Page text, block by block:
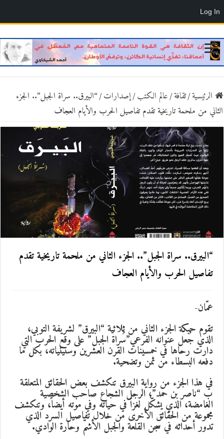
الرئيسية/ثقافة/عالم الكتب/إصدارات/“البيرق.. سراة الجبل”.. الجزء
الثاني من ملحمة تاريخية تقدم تفاصيل الحرب والأيام العجاف
“البيرق.. سراة الجبل”.. الجزء الثاني من ملحمة تاريخية تقدم
تفاصيل الحرب والأيام العجاف
عمّان-
تقوم حبكة الجزء الثاني من ثلاثية “البيرق” لشريفة التوبي،
الذي جُعل عنوانه الفرعي”سُراة الجبل” على وقع الحرب التي
دارت رحاها في خمسينات القرن العشرين وستينياته، بكل ما
دفعه البسطاء من ثمن وتضحية.
في هذا الجزء من رواية البيرق تنكشف بعض الحقائق المتعلقة
ب “ناصر بن حمد”؛ الرجل الشجاع صاحب الشخصية
الغامضة، الذي يشكّل لغزاً في حياته وفي موته أيضاً، وتنكشف
مجموعة من الحقائق الأخرى من خلال تفاصيل السرد الذي
تدور أحداثه في سجن القلعة والجبل الأشمّ وحارة الوادي.
Log In